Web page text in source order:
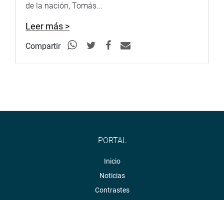
de la nación, Tomás...
Leer más >
Compartir
PORTAL
Inicio
Noticias
Contrastes